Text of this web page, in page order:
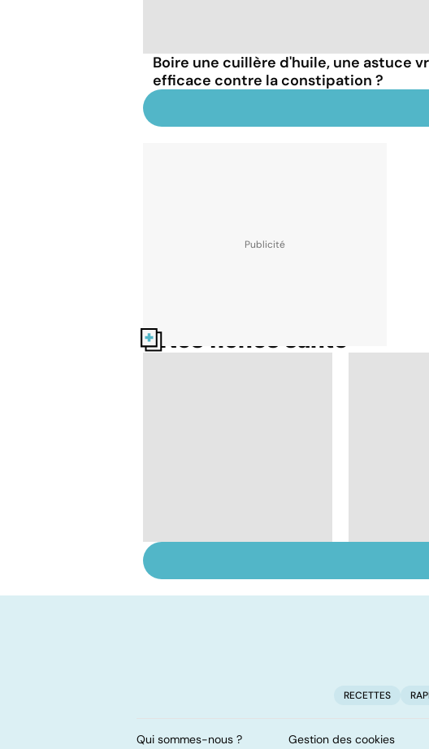
Boire une cuillère d'huile, une astuce
efficace contre la constipation ?
Nos fiches santé
les papillomavirus
Tout
cancer
RECETTES
Qui sommes-nous ? Gestion des cookies